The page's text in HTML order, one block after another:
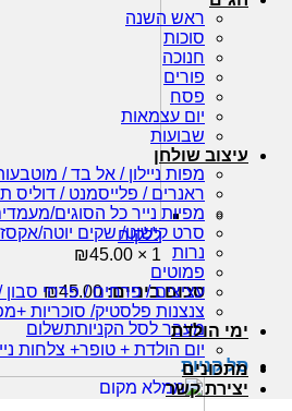
ללקוח
1 ×
₪45.00
סכום ביניים:
₪45.00
מעבר לסל הקניותתשלום
סל קניות
ראש השנה
סוכות
חנוכה
פורים
פסח
יום עצמאות
שבועות
עיצוב שולחן
מפות ניילון / אל בד /
ראנרים / פלייסמנט / דוליס
מפיות נייר כל הסוגים/
סרט קישוט/ שקים יוטה/
נרות
פמוטים
עציצים / פרחים / פרחי סבון /
צנצנות פלסטיק/ סוכריות
ימי הולדת
יום הולדת + טופר+ צלחות
מתכונים
יצירת קשר